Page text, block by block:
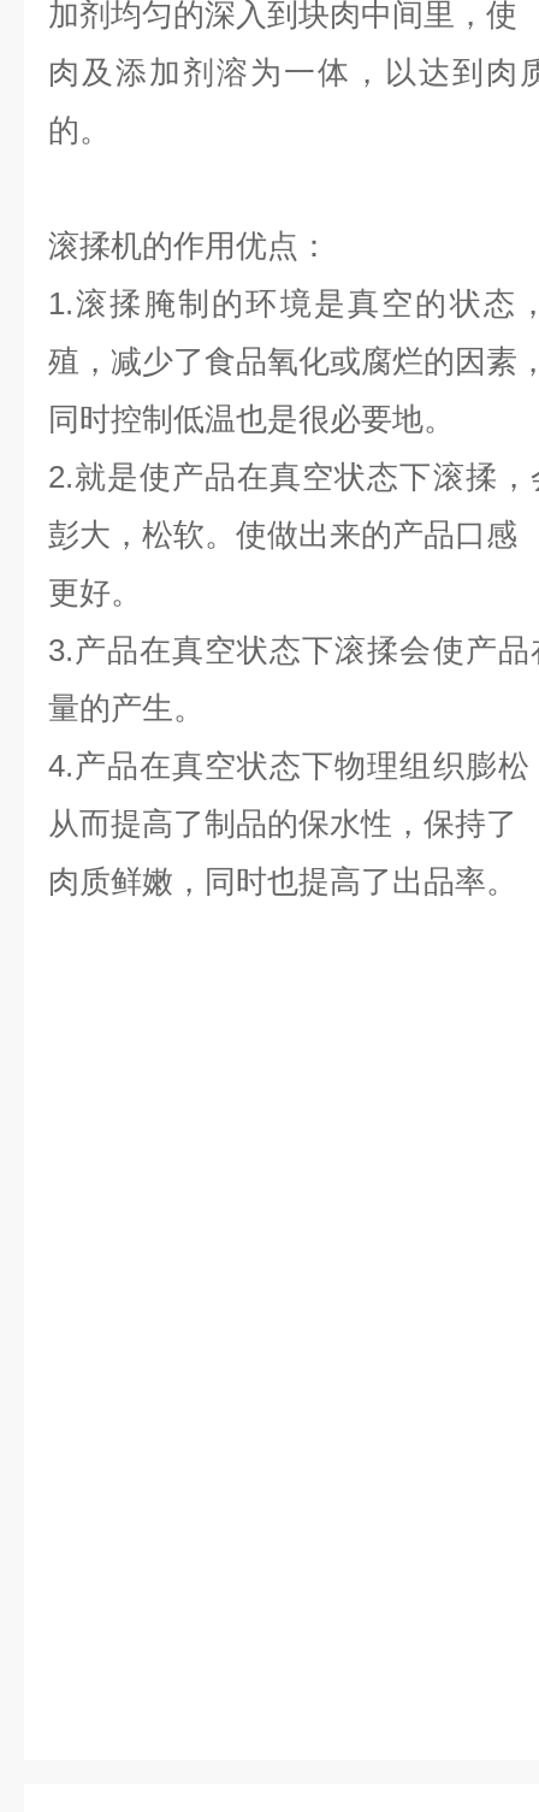
加剂均匀的深入到块肉中间里，使
肉及添加剂溶为一体，以达到肉
的。
滚揉机的作用优点：
1.滚揉腌制的环境是真空的状态
殖，减少了食品氧化或腐烂的因素
同时控制低温也是很必要地。
2.就是使产品在真空状态下滚揉
彭大，松软。使做出来的产品口感
更好。
3.产品在真空状态下滚揉会使产
量的产生。
4.产品在真空状态下物理组织膨
从而提高了制品的保水性，保持了
肉质鲜嫩，同时也提高了出品率。